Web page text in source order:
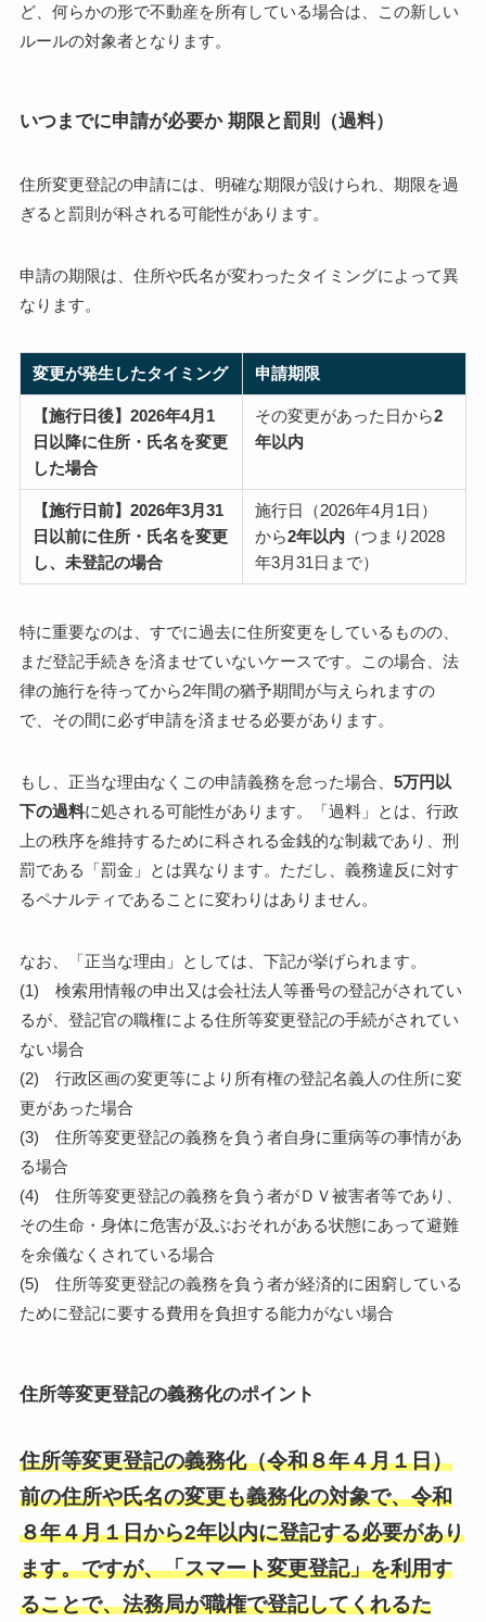
ど、何らかの形で不動産を所有している場合は、この新しい
ルールの対象者となります。
いつまでに申請が必要か 期限と罰則（過料）
住所変更登記の申請には、明確な期限が設けられ、期限を過
ぎると罰則が科される可能性があります。
申請の期限は、住所や氏名が変わったタイミングによって異
なります。
変更が発生したタイミング 申請期限
【施行日後】2026年4月1
日以降に住所・氏名を変更
した場合
その変更があった日から2
年以内
【施行日前】2026年3月31
日以前に住所・氏名を変更
し、未登記の場合
施行日（2026年4月1日）
から2年以内 （つまり2028
年3月31日まで）
特に重要なのは、すでに過去に住所変更をしているものの、
まだ登記手続きを済ませていないケースです。この場合、法
律の施行を待ってから2年間の猶予期間が与えられますの
で、その間に必ず申請を済ませる必要があります。
もし、正当な理由なくこの申請義務を怠った場合、 5万円以
下の過料に処される可能性があります。「過料」とは、行政
上の秩序を維持するために科される金銭的な制裁であり、刑
罰である「罰金」とは異なります。ただし、義務違反に対す
るペナルティであることに変わりはありません。
なお、「正当な理由」としては、下記が挙げられます。
(1) 検索用情報の申出又は会社法人等番号の登記がされてい
るが、登記官の職権による住所等変更登記の手続がされてい
ない場合
(2) 行政区画の変更等により所有権の登記名義人の住所に変
更があった場合
(3) 住所等変更登記の義務を負う者自身に重病等の事情があ
る場合
(4) 住所等変更登記の義務を負う者がＤＶ被害者等であり、
その生命・身体に危害が及ぶおそれがある状態にあって避難
を余儀なくされている場合
(5) 住所等変更登記の義務を負う者が経済的に困窮している
ために登記に要する費用を負担する能力がない場合
住所等変更登記の義務化のポイント
住所等変更登記の義務化（令和８年４月１日）
前の住所や氏名の変更も義務化の対象で、令和
８年４月１日から2年以内に登記する必要があり
ます。ですが、「スマート変更登記」を利用す
ることで、法務局が職権で登記してくれるた